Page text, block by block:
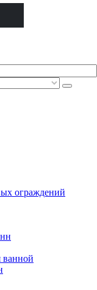
ограждений
ванной